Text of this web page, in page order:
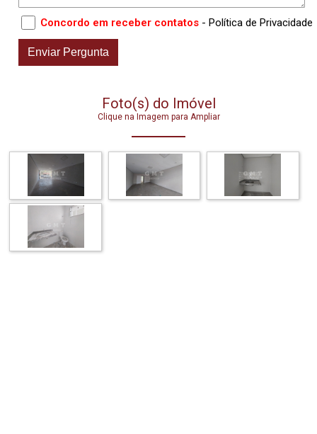
Concordo em receber contatos - Política de Privacidade
Foto(s) do Imóvel
Clique na Imagem para Ampliar